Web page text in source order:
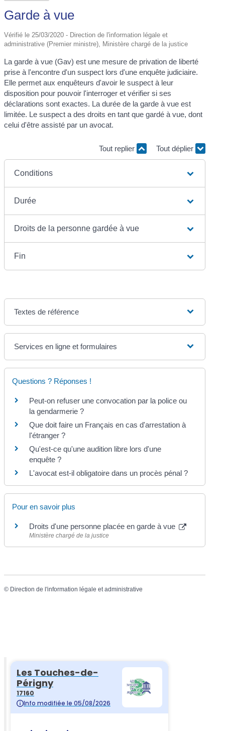
Garde à vue
Vérifié le 25/03/2020 - Direction de l'information légale et
administrative (Premier ministre), Ministère chargé de la justice
La garde à vue (Gav) est une mesure de privation de liberté
prise à l'encontre d'un suspect lors d'une enquête judiciaire.
Elle permet aux enquêteurs d'avoir le suspect à leur
disposition pour pouvoir l'interroger et vérifier si ses
déclarations sont exactes. La durée de la garde à vue est
limitée. Le suspect a des droits en tant que gardé à vue, dont
celui d'être assisté par un avocat.
Tout replier Tout déplier
Conditions
Durée
Droits de la personne gardée à vue
Fin
Textes de référence
Services en ligne et formulaires
Questions ? Réponses !
Peut-on refuser une convocation par la police ou
la gendarmerie ?
Que doit faire un Français en cas d'arrestation à
l'étranger ?
Qu'est-ce qu'une audition libre lors d'une
enquête ?
L'avocat est-il obligatoire dans un procès pénal ?
Pour en savoir plus
Droits d'une personne placée en garde à vue
Ministère chargé de la justice
© Direction de l'information légale et administrative